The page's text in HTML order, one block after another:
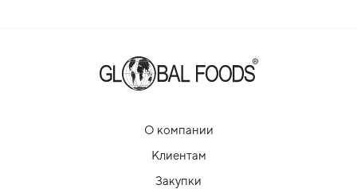
О компании
Клиентам
Закупки